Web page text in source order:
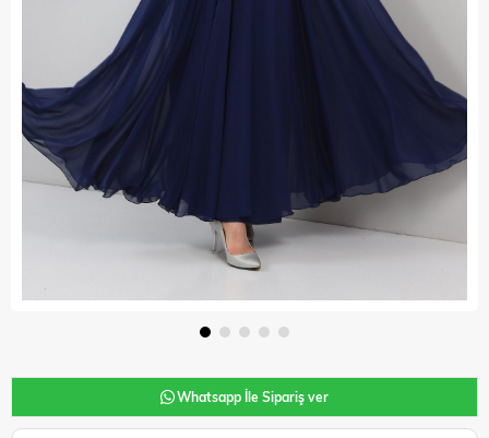
Whatsapp İle Sipariş ver